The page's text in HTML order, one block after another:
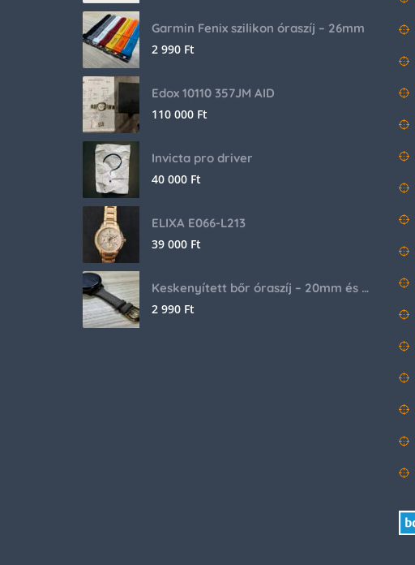
Garmin Fenix szilikon óraszíj – 26mm
2 990 Ft
Edox 10110 357JM AID
110 000 Ft
Invicta pro driver
40 000 Ft
ELIXA E066-L213
39 000 Ft
Keskenyített bőr óraszíj – 20mm és 22mm méretben
2 990 Ft